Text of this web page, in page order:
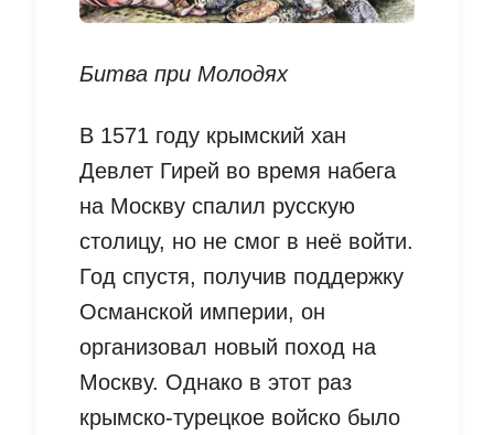
Битва при Молодях
В 1571 году крымский хан
Девлет Гирей во время набега
на Москву спалил русскую
столицу, но не смог в неё войти.
Год спустя, получив поддержку
Османской империи, он
организовал новый поход на
Москву. Однако в этот раз
крымско-турецкое войско было